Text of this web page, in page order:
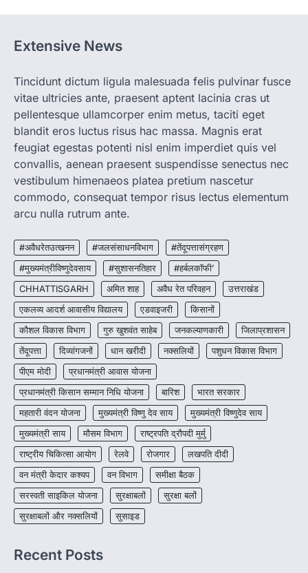
बनाने की दिशा में जिले के नगरी…
2
CHHATTISGARH
जाएगी एल्बेंडाजोल
More Khabar August 7, 2026
रायपुर। राष्ट्रीय कृमि मुक्ति दिवस भारत सरकार द्वारा
बच्चों के स्वास्थ्य सुधार के लिए वर्ष…
3
CHHATTISGARH
CG : मुख्यमंत्री विष्णुदेव साय के नेतृत्व में
छत्तीसगढ़ को बड़ी उपलब्धि
More Khabar
हरित विकास और किसानों की आय…
4
CHHATTISGARH
CG : पांच माह की अनुष्का को मिला नया
जीवन, चिरायु योजना से संभव हुई सफल सर्जरी
More Khabar August 7, 2026
रायपुर। राष्ट्रीय बाल स्वास्थ्य कार्यक्रम (चिरायु) के तहत
जशपुर जिले की 5 माह की मासूम…
Extensive News
Tincidunt dictum ligula malesuada felis pulvinar fusce
vitae ultricies ante, praesent aptent lacinia cras ut
pellentesque ullamcorper enim metus, taciti eget
blandit eros luctus risus hac massa. Magnis erat
feugiat egestas potenti nisl enim imperdiet quis vel
convallis, aenean praesent suspendisse senectus nec
vestibulum himenaeos platea pretium nascetur
commodo, consequat tempor risus lectus elementum
arcu nulla rutrum ante.
#अवैधरेतउत्खनन #जलसंसाधनविभाग
#तेंदूपत्तासंग्रहण
#मुख्यमंत्रीविष्णुदेवसाय
#सुशासनतिहार
#हर्बलकॉफी’
CHHATTISGARH
अमित शाह अवैध रेत परिवहन
उत्तराखंड
एकलव्य आदर्श आवासीय विद्यालय
एडवाइजरी
किसानों
कौशल विकास विभाग
गुरु खुशवंत साहेब जनकल्याणकारी
जिलाप्रशासन
तेंदूपत्ता
दिव्यांगजनों धान खरीदी नक्सलियों
पशुधन विकास विभाग
पीएम मोदी
प्रधानमंत्री आवास योजना
प्रधानमंत्री किसान सम्मान निधि योजना
बारिश
भारत सरकार
महतारी वंदन योजना
मुख्यमंत्री विष्णु देव साय
मुख्यमंत्री विष्णुदेव साय
मुख्यमंत्री साय
मौसम विभाग
राष्ट्रपति द्रौपदी मुर्मु
राष्ट्रीय चिकित्सा आयोग
रेलवे रोजगार
लखपति दीदी
वन मंत्री केदार कश्यप
वन विभाग
समीक्षा बैठक
सरस्वती साइकिल योजना
सुरक्षाबलों
सुरक्षा बलों
सुरक्षाबलों और नक्सलियों
सुसाइड
Recent Posts